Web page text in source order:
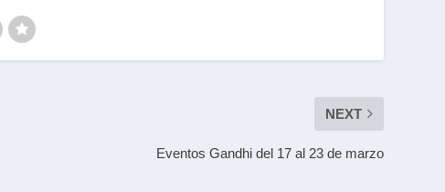
NEXT
Eventos Gandhi del 17 al 23 de marzo